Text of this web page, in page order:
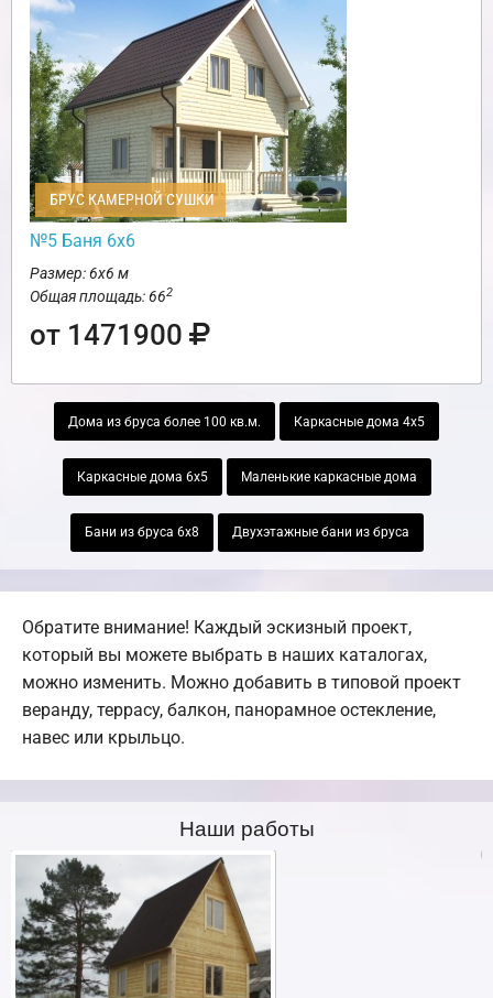
БРУС КАМЕРНОЙ СУШКИ
№5 Баня 6х6
Размер: 6х6 м
Общая площадь: 662
от 1471900
Дома из бруса более 100 кв.м. Каркасные дома 4х5
Каркасные дома 6х5 Маленькие каркасные дома
Бани из бруса 6х8 Двухэтажные бани из бруса
Обратите внимание! Каждый эскизный проект,
который вы можете выбрать в наших каталогах,
можно изменить. Можно добавить в типовой проект
веранду, террасу, балкон, панорамное остекление,
навес или крыльцо.
Наши работы